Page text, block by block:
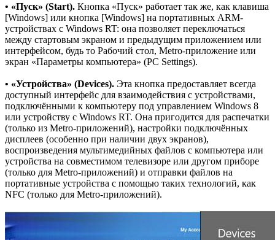
• «Пуск» (Start). Кнопка «Пуск» работает так же, как клавиша
[Windows] или кнопка [Windows] на портативных ARM-
устройствах с Windows RT: она позволяет переключаться
между стартовым экраном и предыдущим приложением или
интерфейсом, будь то Рабочий стол, Metro-приложение или
экран «Параметры компьютера» (PC Settings).
• «Устройства» (Devices). Эта кнопка предоставляет всегда
доступный интерфейс для взаимодействия с устройствами,
подключёнными к компьютеру под управлением Windows 8
или устройству с Windows RT. Она пригодится для распечатки
(только из Metro-приложений), настройки подключённых
дисплеев (особенно при наличии двух экранов),
воспроизведения мультимедийных файлов с компьютера или
устройства на совместимом телевизоре или другом приборе
(только для Metro-приложений) и отправки файлов на
портативные устройства с помощью таких технологий, как
NFC (только для Metro-приложений).